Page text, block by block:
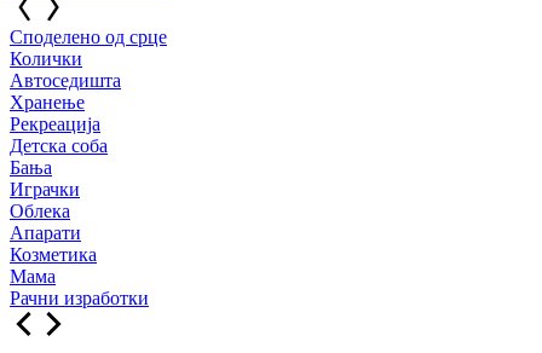
Споделено од срце
Колички
Автоседишта
Хранење
Рекреација
Детска соба
Бања
Играчки
Облека
Апарати
Козметика
Мама
Рачни изработки